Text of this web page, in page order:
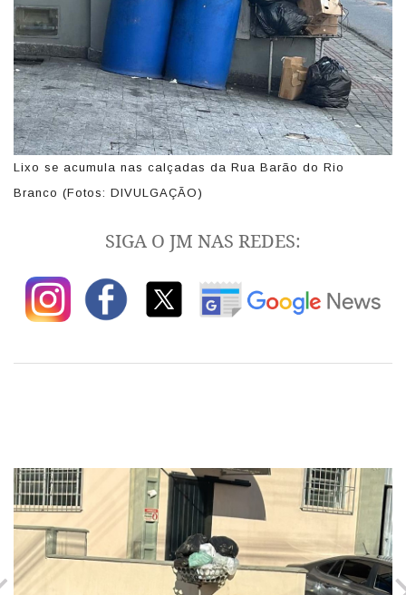
Lixo se acumula nas calçadas da Rua Barão do Rio
Branco (Fotos: DIVULGAÇÃO)
SIGA O JM NAS REDES: